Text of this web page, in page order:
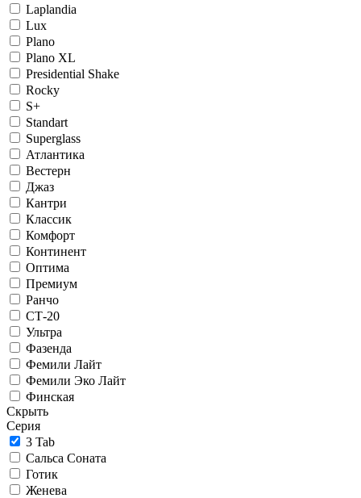
Laplandia
Lux
Plano
Plano XL
Presidential Shake
Rocky
S+
Standart
Superglass
Атлантика
Вестерн
Джаз
Кантри
Классик
Комфорт
Континент
Оптима
Премиум
Ранчо
СТ-20
Ультра
Фазенда
Фемили Лайт
Фемили Эко Лайт
Финская
Скрыть
Серия
3 Tab
Сальса Соната
Готик
Женева